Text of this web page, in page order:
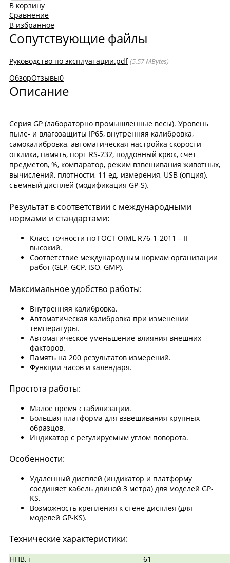
В корзину
Сравнение
В избранное
Сопутствующие файлы
Руководство по эксплуатации.pdf 5.57 MBytes
ОбзорОтзывы0
Описание
Серия GP (лабораторно промышленные весы). Уровень
пыле- и влагозащиты IP65, внутренняя калибровка,
самокалибровка, автоматическая настройка скорости
отклика, память, порт RS-232, поддонный крюк, счет
предметов, %, компаратор, режим взвешивания животных,
вычислений, плотности, 11 ед. измерения, USB (опция),
съемный дисплей (модификация GP-S).
Результат в соответствии с международными
нормами и стандартами:
Класс точности по ГОСТ OIML R76-1-2011 – II
высокий.
Соответствие международным нормам организации
работ (GLP, GCP, ISO, GMP).
Максимальное удобство работы:
Внутренняя калибровка.
Автоматическая калибровка при изменении
температуры.
Автоматическое уменьшение влияния внешних
факторов.
Память на 200 результатов измерений.
Функции часов и календаря.
Простота работы:
Малое время стабилизации.
Большая платформа для взвешивания крупных
образцов.
Индикатор с регулируемым углом поворота.
Особенности:
Удаленный дисплей (индикатор и платформу
соединяет кабель длиной 3 метра) для моделей GP-
KS.
Возможность крепления к стене дисплея (для
моделей GP-KS).
Технические характеристики:
НПВ, г 61